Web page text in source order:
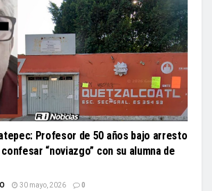
Profesor de 50 años bajo arresto
“noviazgo” con su alumna de
30 mayo, 2026 0